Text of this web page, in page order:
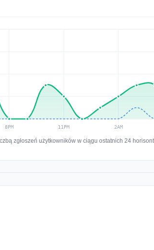
zgłoszeń użytkowników w ciągu ostatnich 24 horisont